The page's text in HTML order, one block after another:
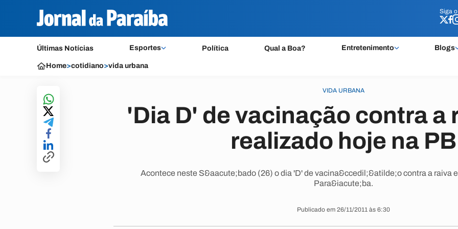
Siga o
Últimas Notícias Esportes Política Qual a Boa? Entretenimento Blogs
Siga o
Home>cotidiano>vida urbana
VIDA URBANA
'Dia D' de vacinação contra a
realizado hoje na PB
Acontece neste S&aacute;bado (26) o dia 'D' de vacina&ccedil;&atilde;o contra a raiva
Para&iacute;ba.
Publicado em 26/11/2011 às 6:30